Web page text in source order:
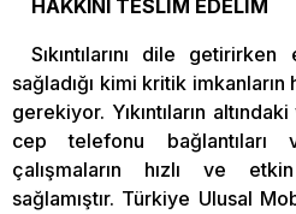
HAKKINI TESLİM EDELİM
Sıkıntılarını dile
sağladığı kimi kritik
gerekiyor. Yıkıntıların
cep telefonu
çalışmaların hızlı ve
sağlamıştır. Türkiye Ulusal